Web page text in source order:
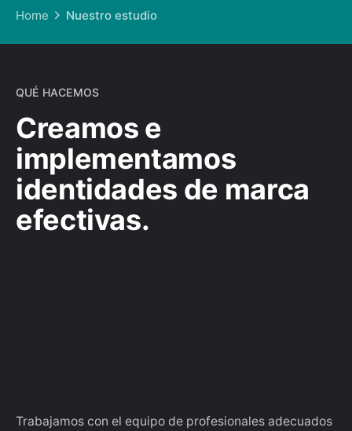
Home Nuestro estudio
QUÉ HACEMOS
Creamos e
implementamos
identidades de marca
efectivas.
Trabajamos con el equipo de profesionales adecuados